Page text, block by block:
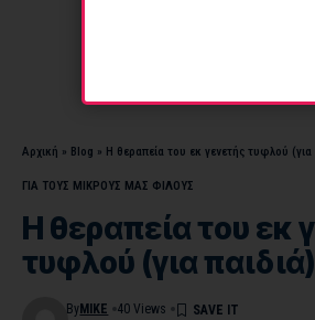
Αρχική » Blog » Η θεραπεία του εκ γενετής τυφλού (για
ΓΙΑ ΤΟΥΣ ΜΙΚΡΟΥΣ ΜΑΣ ΦΙΛΟΥΣ
Η θεραπεία του εκ
τυφλού (για παιδιά)
By MIKE 40 Views